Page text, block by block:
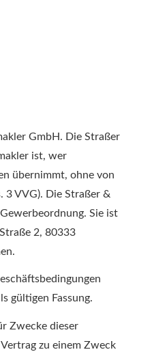
GmbH. Die Straßer
ist, wer
übernimmt, ohne von
3 VVG). Die Straßer &
Sie ist
2, 80333
gültigen Fassung.
Zwecke dieser
zu einem Zweck